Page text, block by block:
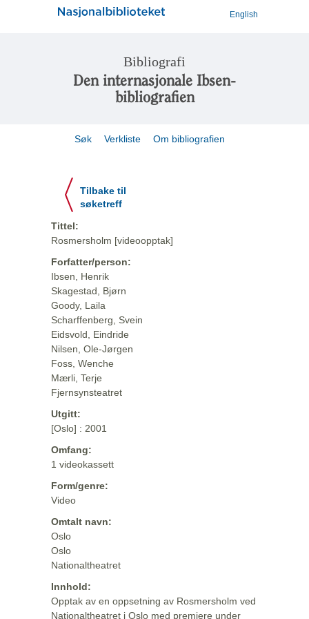
English
Bibliografi
Den internasjonale Ibsen-
bibliografien
Søk Verkliste Om bibliografien
Tilbake til
søketreff
Tittel:
Rosmersholm [videoopptak]
Forfatter/person:
Ibsen, Henrik
Skagestad, Bjørn
Goody, Laila
Scharffenberg, Svein
Eidsvold, Eindride
Nilsen, Ole-Jørgen
Foss, Wenche
Mærli, Terje
Fjernsynsteatret
Utgitt:
[Oslo] : 2001
Omfang:
1 videokassett
Form/genre:
Video
Omtalt navn:
Oslo
Oslo
Nationaltheatret
Innhold:
Opptak av en oppsetning av Rosmersholm ved
Nationaltheatret i Oslo med premiere under